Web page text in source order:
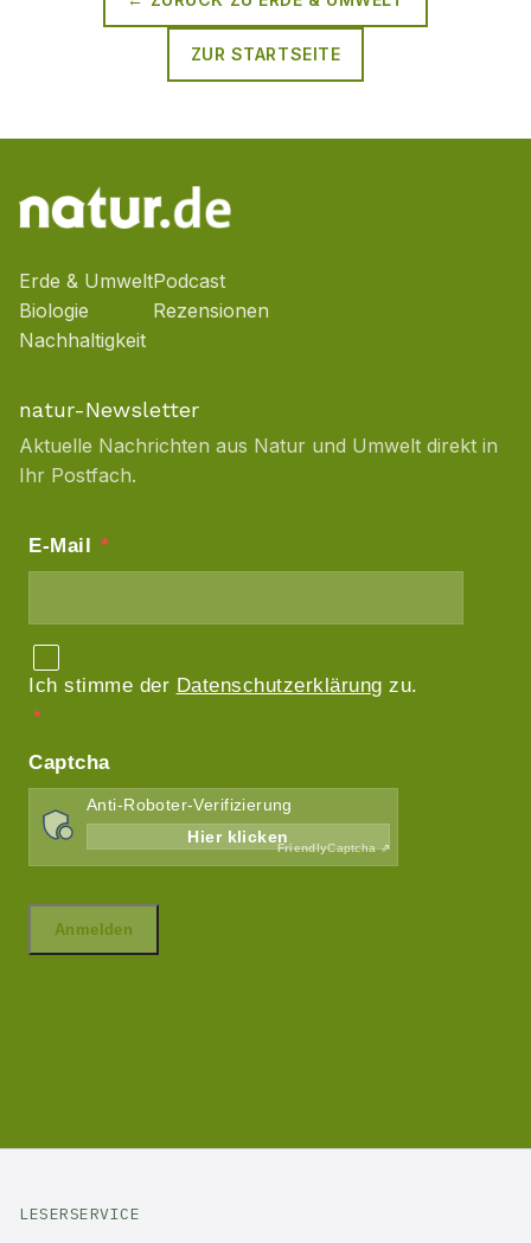
ZUR STARTSEITE
Erde & Umwelt
Biologie
Nachhaltigkeit
Podcast
Rezensionen
natur-Newsletter
Aktuelle Nachrichten aus Natur und Umwelt direkt in
Ihr Postfach.
LESERSERVICE